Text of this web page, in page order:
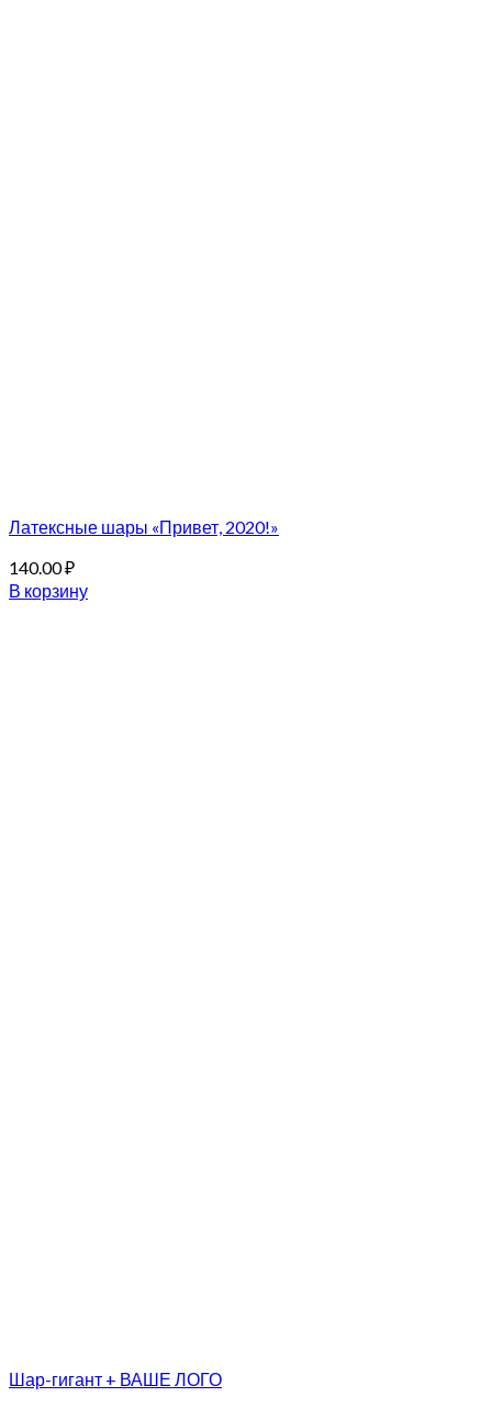
Латексные шары «Привет, 2020!»
140.00₽
В корзину
Шар-гигант + ВАШЕ ЛОГО